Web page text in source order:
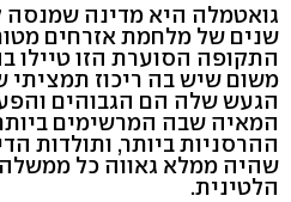
שנים של מלחמת אזרחים
התקופה הסוערת הזו טיילו
משום שיש בה ריכוז תמציתי
הגעש שלה הם הגבוהים
המאיה שבה המרשימים
ההרסניות ביותר, ותולדות
שהיה ממלא גאווה כל
הלטינית.